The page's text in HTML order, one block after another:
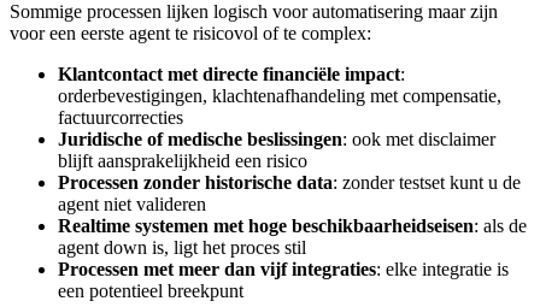
Sommige processen lijken logisch voor automatisering maar zijn
voor een eerste agent te risicovol of te complex:
Klantcontact met directe financiële impact:
orderbevestigingen, klachtenafhandeling met compensatie,
factuurcorrecties
Juridische of medische beslissingen: ook met disclaimer
blijft aansprakelijkheid een risico
Processen zonder historische data: zonder testset kunt u de
agent niet valideren
Realtime systemen met hoge beschikbaarheidseisen: als de
agent down is, ligt het proces stil
Processen met meer dan vijf integraties: elke integratie is
een potentieel breekpunt